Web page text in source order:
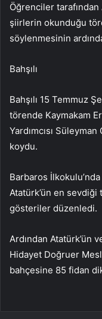
Öğrenciler tarafından
şiirlerin okunduğu
söylenmesinin
Bahşılı
Bahşılı 15 Temmuz
törende Kaymakam
Yardımcısı
koydu.
Barbaros
Atatürk’ün en
gösteriler düzenledi.
Ardından Atatürk’ün
Hidayet Doğruer
bahçesine 85 fidan